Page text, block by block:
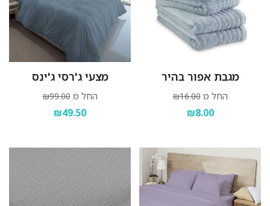
מגבת אפור בהיר
החל מ ₪16.00
₪8.00
מצעי ג'רסי ג'ינס
החל מ ₪99.00
₪49.50